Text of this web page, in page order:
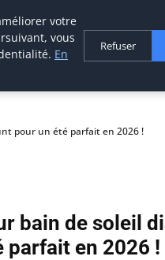
pour un été parfait en 2026 !
bain de soleil
parfait en 2026 !
votre
vous
En
Refuser